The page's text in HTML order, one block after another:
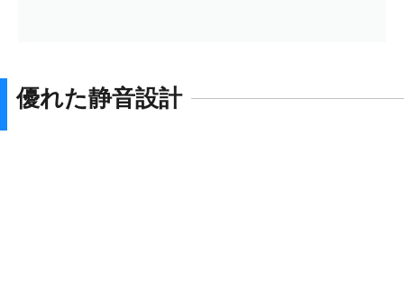
優れた静音設計​